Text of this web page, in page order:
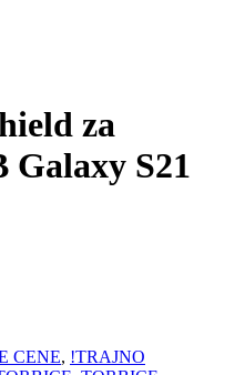
za
Galaxy S21
CENE, !TRAJNO